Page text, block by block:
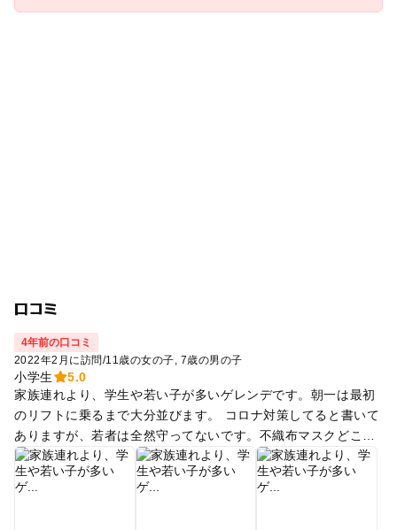
口コミ
4年前の口コミ
2022年2月に訪問/11歳の女の子 7歳の男の子
小学生
5.0
家族連れより、学生や若い子が多いゲレンデです。朝一は最初
のリフトに乗るまで大分並びます。 コロナ対策してると書いて
ありますが、若者は全然守ってないです。不織布マスクどころ
か、ネックウォーマーすらしないで室内にいたり。 各自個人が
気をつけないといけないと思いました。我が家は不織布マスク
＋ネックウォーマーで対応しました。 ゲレンデは下から板を履